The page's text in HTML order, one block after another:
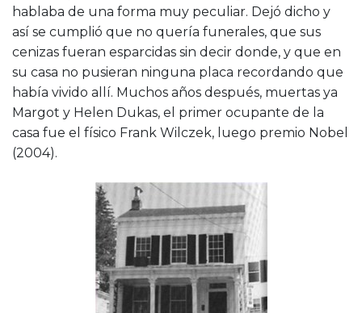
hablaba de una forma muy peculiar. Dejó dicho y
así se cumplió que no quería funerales, que sus
cenizas fueran esparcidas sin decir donde, y que en
su casa no pusieran ninguna placa recordando que
había vivido allí. Muchos años después, muertas ya
Margot y Helen Dukas, el primer ocupante de la
casa fue el físico Frank Wilczek, luego premio Nobel
(2004).